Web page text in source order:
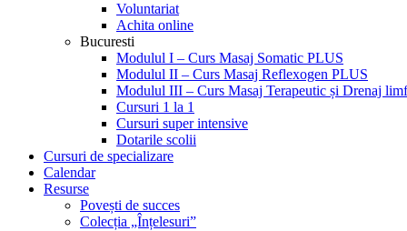
Voluntariat
Achita online
Bucuresti
Modulul I – Curs Masaj Somatic PLUS
Modulul II – Curs Masaj Reflexogen PLUS
Modulul III – Curs Masaj Terapeutic și Drenaj
Cursuri 1 la 1
Cursuri super intensive
Dotarile scolii
Cursuri de specializare
Calendar
Resurse
Povești de succes
Colecția „Înțelesuri”